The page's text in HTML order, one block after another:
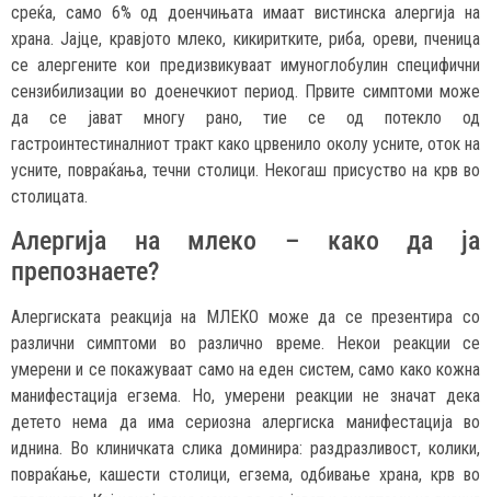
среќа, само 6% од доенчињата имаат вистинска алергија на
храна. Јајце, кравјото млеко, кикиритките, риба, ореви, пченица
се алергените кои предизвикуваат имуноглобулин специфични
сензибилизации во доенечкиот период. Првите симптоми може
да се јават многу рано, тие се од потекло од
гастроинтестиналниот тракт како црвенило околу усните, оток на
усните, повраќања, течни столици. Некогаш присуство на крв во
столицата.
Алергија на млеко – како да ја
препознаете?
Алергиската реакција на МЛЕКО може да се презентира со
различни симптоми во различно време. Некои реакции се
умерени и се покажуваат само на еден систем, само како кожна
манифестација егзема. Но, умерени реакции не значат дека
детето нема да има сериозна алергиска манифестација во
иднина. Во клиничката слика доминира: раздразливост, колики,
повраќање, кашести столици, егзема, одбивање храна, крв во